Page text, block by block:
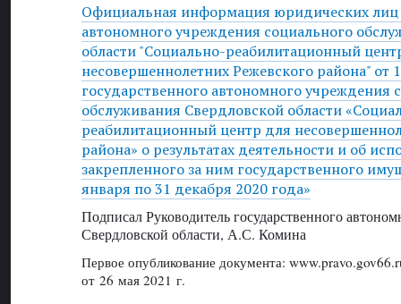
Официальная информация юридических лиц
автономного учреждения социального
области "Социально-реабилитационный
несовершеннолетних Режевского района" от
государственного автономного учреждения
обслуживания Свердловской области
реабилитационный центр для
района» о результатах деятельности и об
закрепленного за ним государственного
января по 31 декабря 2020 года»
Подписал Руководитель государственного
Свердловской области, А.С. Комина
Первое опубликование документа:
от 26 мая 2021 г.